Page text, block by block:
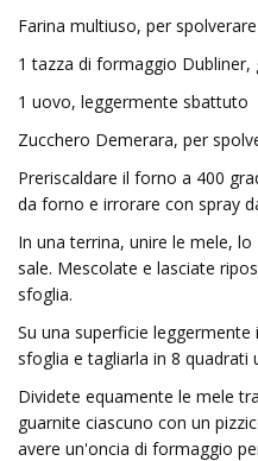
Farina multiuso, per spolverare
1 tazza di formaggio Dubliner,
1 uovo, leggermente sbattuto
Zucchero Demerara, per
Preriscaldare il forno a 400
da forno e irrorare con spray
In una terrina, unire le mele,
sale. Mescolate e lasciate
sfoglia.
Su una superficie
sfoglia e tagliarla in 8 quadrati
Dividete equamente le mele
guarnite ciascuno con un
avere un'oncia di formaggio